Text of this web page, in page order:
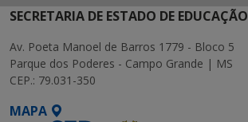
SECRETARIA DE ESTADO DE EDUCAÇÃO
Av. Poeta Manoel de Barros 1779 - Bloco 5
Parque dos Poderes - Campo Grande | MS
CEP.: 79.031-350
MAPA